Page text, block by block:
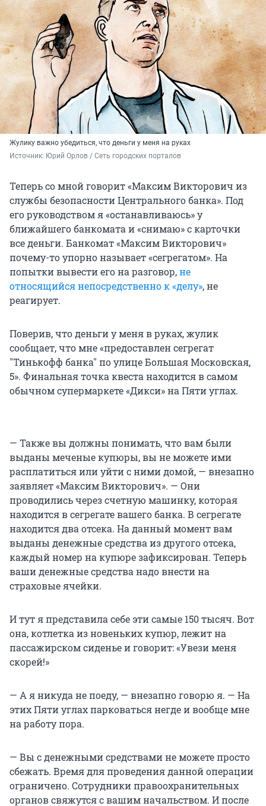
Жулику важно убедиться, что деньги у меня на руках
Источник: Юрий Орлов / Сеть городских порталов
Теперь со мной говорит «Максим Викторович из
службы безопасности Центрального банка». Под
его руководством я «останавливаюсь» у
ближайшего банкомата и «снимаю» с карточки
все деньги. Банкомат «Максим Викторович»
почему-то упорно называет «сегрегатом». На
попытки вывести его на разговор,не
относящийся непосредственно к «делу», не
реагирует.
Поверив, что деньги у меня в руках, жулик
сообщает, что мне «предоставлен сегрегат
"Тинькофф банка" по улице Большая Московская,
5». Финальная точка квеста находится в самом
обычном супермаркете «Дикси» на Пяти углах.
— Также вы должны понимать, что вам были
выданы меченые купюры, вы не можете ими
расплатиться или уйти с ними домой, — внезапно
заявляет «Максим Викторович». — Они
проводились через счетную машинку, которая
находится в сегрегате вашего банка. В сегрегате
находится два отсека. На данный момент вам
выданы денежные средства из другого отсека,
каждый номер на купюре зафиксирован. Теперь
ваши денежные средства надо внести на
страховые ячейки.
И тут я представила себе эти самые 150 тысяч. Вот
она, котлетка из новеньких купюр, лежит на
пассажирском сиденье и говорит: «Увези меня
скорей!»
— А я никуда не поеду, — внезапно говорю я. — На
этих Пяти углах парковаться негде и вообще мне
на работу пора.
— Вы с денежными средствами не можете просто
сбежать. Время для проведения данной операции
ограничено. Сотрудники правоохранительных
органов свяжутся с вашим начальством. И после